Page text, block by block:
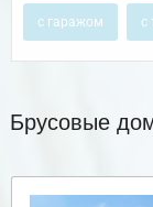
с гаражом с
Брусовые